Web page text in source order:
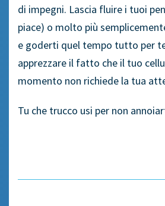
di impegni. Lascia fluire i tuoi
piace) o molto più
e goderti quel tempo tutto per
apprezzare il fatto che il tuo
momento non richiede la tua
Tu che trucco usi per non